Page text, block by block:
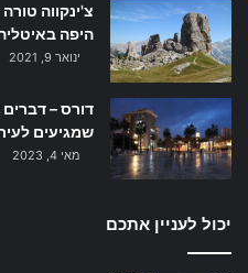
צ'ינקווה
היפה
ינואר 9, 2021
דורס –
שמגיעים
מאי 4, 2023
יכול לעניין אתכם